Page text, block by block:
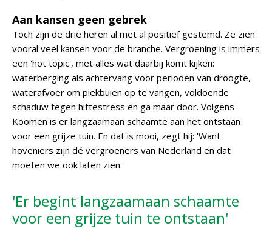
Aan kansen geen gebrek
Toch zijn de drie heren al met al positief gestemd. Ze zien
vooral veel kansen voor de branche. Vergroening is immers
een 'hot topic', met alles wat daarbij komt kijken:
waterberging als achtervang voor perioden van droogte,
waterafvoer om piekbuien op te vangen, voldoende
schaduw tegen hittestress en ga maar door. Volgens
Koomen is er langzaamaan schaamte aan het ontstaan
voor een grijze tuin. En dat is mooi, zegt hij: 'Want
hoveniers zijn dé vergroeners van Nederland en dat
moeten we ook laten zien.'
'Er begint langzaamaan schaamte
voor een grijze tuin te ontstaan'